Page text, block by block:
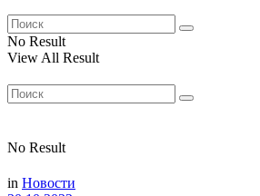
No Result
View All Result
No Result
in Новости